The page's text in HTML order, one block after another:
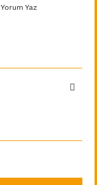
Yorum Yaz